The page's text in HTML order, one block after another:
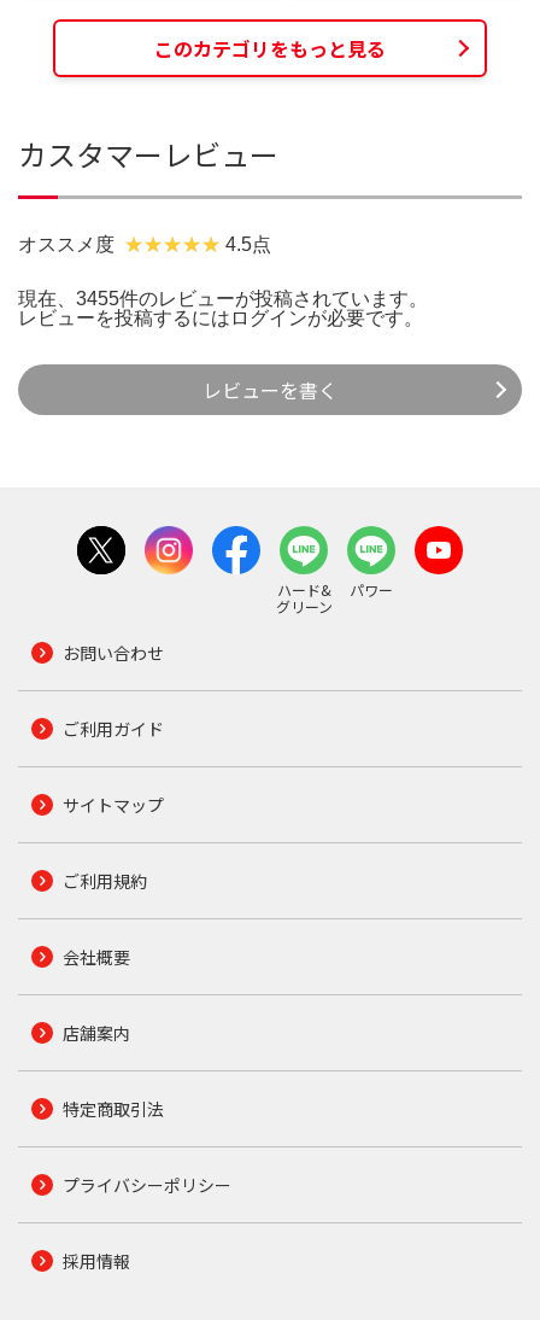
このカテゴリをもっと見る
カスタマーレビュー
オススメ度 4.5点
現在、3455件のレビューが投稿されています。
レビューを投稿するには ログインが必要です。
レビューを書く
ハード&
グリーン
パワー
お問い合わせ
ご利用ガイド
サイトマップ
ご利用規約
会社概要
店舗案内
特定商取引法
プライバシーポリシー
採用情報